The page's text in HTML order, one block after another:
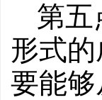
第五
形式
要能够